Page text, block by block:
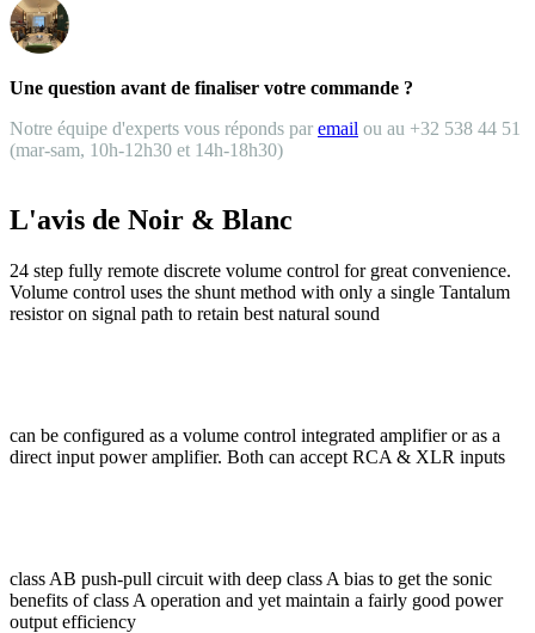
Une question avant de finaliser votre commande ?
Notre équipe d'experts vous réponds par email ou au +32 538 44 51
(mar-sam, 10h-12h30 et 14h-18h30)
L'avis de Noir & Blanc
24 step fully remote discrete volume control for great convenience.
Volume control uses the shunt method with only a single Tantalum
resistor on signal path to retain best natural sound
can be configured as a volume control integrated amplifier or as a
direct input power amplifier. Both can accept RCA & XLR inputs
class AB push-pull circuit with deep class A bias to get the sonic
benefits of class A operation and yet maintain a fairly good power
output efficiency